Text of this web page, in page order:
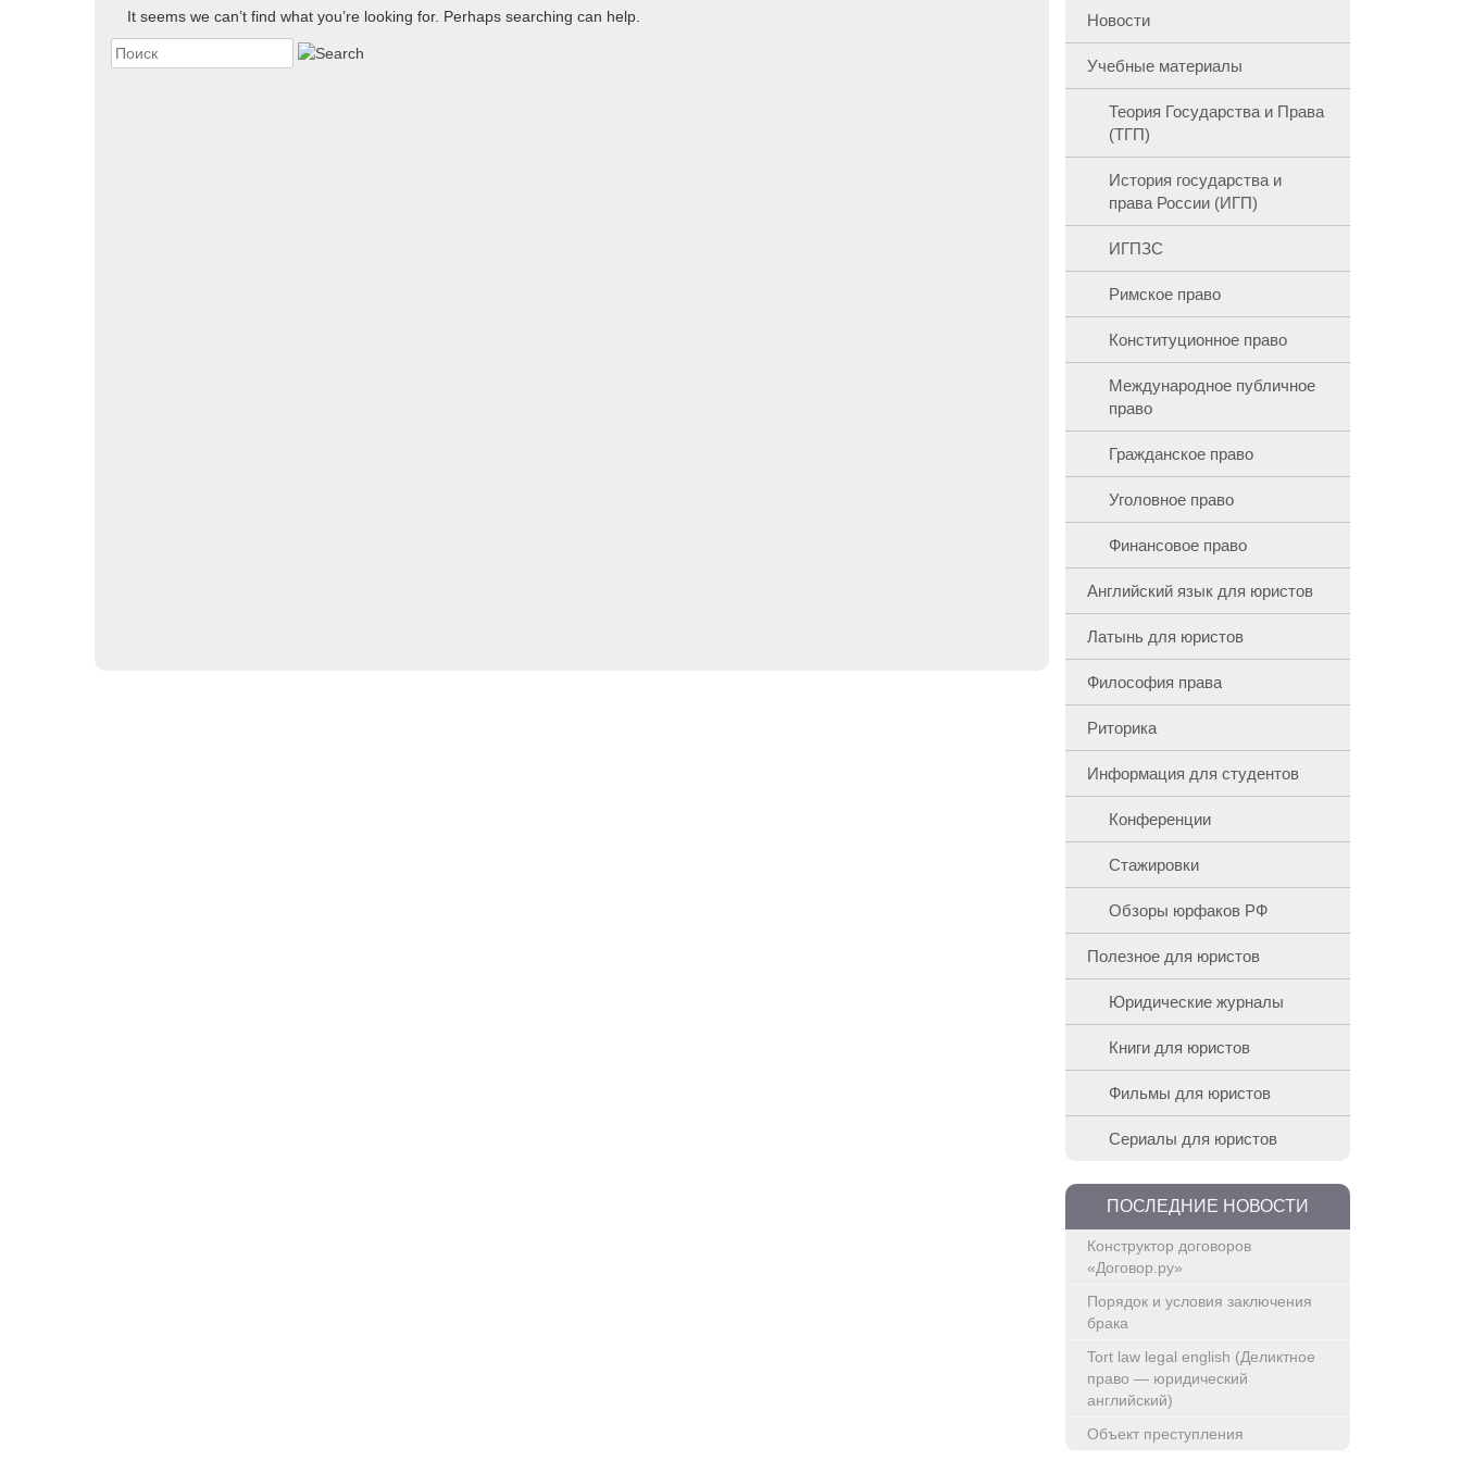
It seems we can’t find what you’re looking for. Perhaps searching can help.
Вы искали:
Новости
Учебные материалы
Теория Государства и Права
(ТГП)
История государства и
права России (ИГП)
ИГПЗС
Римское право
Конституционное право
Международное публичное
право
Гражданское право
Уголовное право
Финансовое право
Английский язык для юристов
Латынь для юристов
Философия права
Риторика
Информация для студентов
Конференции
Стажировки
Обзоры юрфаков РФ
Полезное для юристов
Юридические журналы
Книги для юристов
Фильмы для юристов
Сериалы для юристов
ПОСЛЕДНИЕ НОВОСТИ
Конструктор договоров
«Договор.ру»
Порядок и условия заключения
брака
Tort law legal english (Деликтное
право — юридический
английский)
Объект преступления